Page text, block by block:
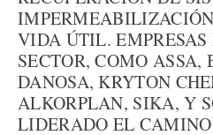
VIDA ÚTIL.
SECTOR, COMO ASSA,
DANOSA, KRYTON
ALKORPLAN, SIKA, Y
LIDERADO EL